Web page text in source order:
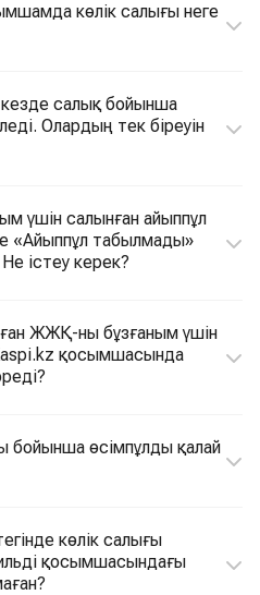
көлік салығы неге
салық бойынша
Олардың тек біреуін
табылмады»
істеу керек?
ЖЖҚ-ны бұзғаным үшін
қосымшасында
бойынша өсімпұлды қалай
көлік салығы
қосымшасындағы